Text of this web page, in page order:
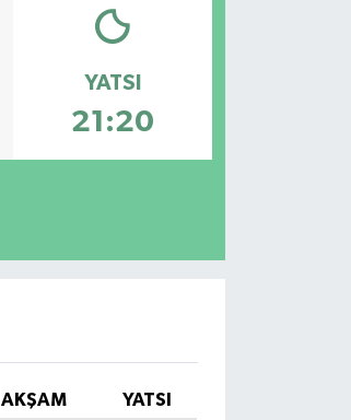
YATSI
21:20
AKŞAM
YATSI